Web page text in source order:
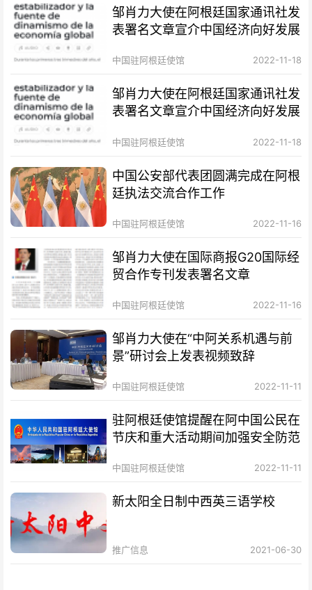
邹肖力大使在阿根廷国家通讯社发
表署名文章宣介中国经济向好发展
中国驻阿根廷使馆 2022-11-18
邹肖力大使在阿根廷国家通讯社发
表署名文章宣介中国经济向好发展
中国驻阿根廷使馆 2022-11-18
中国公安部代表团圆满完成在阿根
廷执法交流合作工作
中国驻阿根廷使馆 2022-11-16
邹肖力大使在国际商报G20国际经
贸合作专刊发表署名文章
中国驻阿根廷使馆 2022-11-16
邹肖力大使在“中阿关系机遇与前
景”研讨会上发表视频致辞
中国驻阿根廷使馆 2022-11-11
驻阿根廷使馆提醒在阿中国公民在
节庆和重大活动期间加强安全防范
中国驻阿根廷使馆 2022-11-11
新太阳全日制中西英三语学校
推广信息 2021-06-30